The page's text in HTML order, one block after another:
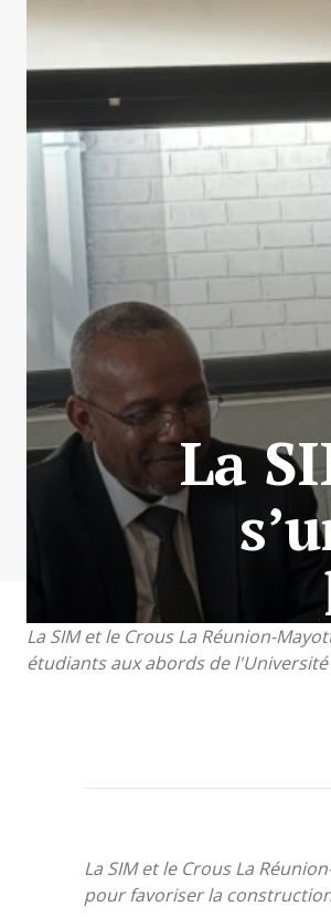
La SIM et le Crous La Réunion-
étudiants aux abords de
La
La SIM et le Crous La
pour favoriser la